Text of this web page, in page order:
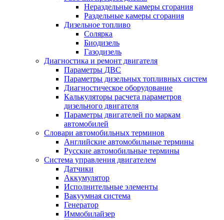
Нераздельные камеры сгорания
Раздельные камеры сгорания
Дизельное топливо
Солярка
Биодизель
Газодизель
Диагностика и ремонт двигателя
Параметры ДВС
Параметры дизельных топливных систем
Диагностическое оборудование
Калькуляторы расчета параметров
дизельного двигателя
Параметры двигателей по маркам
автомобилей
Словари автомобильных терминов
Английские автомобильные термины
Русские автомобильные термины
Система управления двигателем
Датчики
Аккумулятор
Исполнительные элементы
Вакуумная система
Генератор
Иммобилайзер